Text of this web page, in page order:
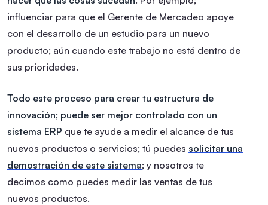
influenciar para que el Gerente de Mercadeo apoye
con el desarrollo de un estudio para un nuevo
producto; aún cuando este trabajo no está dentro de
sus prioridades.
Todo este proceso para crear tu estructura de
innovación; puede ser mejor controlado con un
sistema ERP que te ayude a medir el alcance de tus
nuevos productos o servicios; tú puedes solicitar una
demostración de este sistema; y nosotros te
decimos como puedes medir las ventas de tus
nuevos productos.